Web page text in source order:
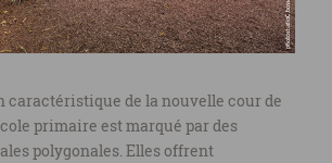
caractéristique de la nouvelle cour de
primaire est marqué par des
polygonales. Elles offrent